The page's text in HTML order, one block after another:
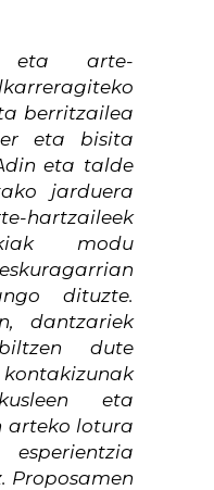
eta arte-
berritzailea
eta bisita
eta talde
jarduera
hartzaileek
modu
dituzte.
dantzariek
dute
eta
arteko lotura
Proposamen